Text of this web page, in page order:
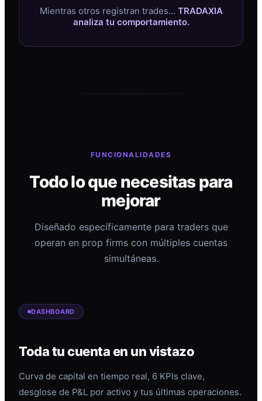
Mientras otros registran trades… TRADAXIA
analiza tu comportamiento.
FUNCIONALIDADES
Todo lo que necesitas para
mejorar
Diseñado específicamente para traders que
operan en prop firms con múltiples cuentas
simultáneas.
DASHBOARD
Toda tu cuenta en un vistazo
Curva de capital en tiempo real, 6 KPIs clave,
desglose de P&L por activo y tus últimas operaciones.